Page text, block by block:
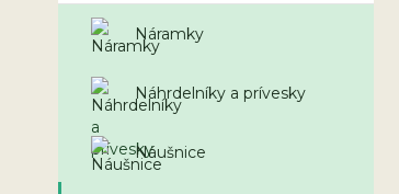
Náramky
Náhrdelníky a prívesky
Náušnice